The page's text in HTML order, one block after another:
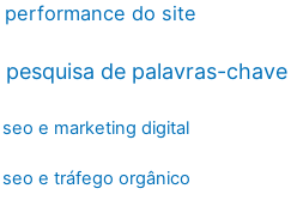
performance do site
pesquisa de palavras-chave
seo e marketing digital
seo e tráfego orgânico